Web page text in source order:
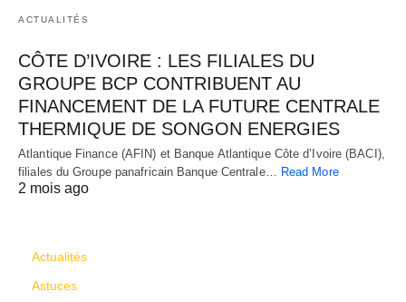
ACTUALITÉS
CÔTE D’IVOIRE : LES FILIALES DU
GROUPE BCP CONTRIBUENT AU
FINANCEMENT DE LA FUTURE CENTRALE
THERMIQUE DE SONGON ENERGIES
Atlantique Finance (AFIN) et Banque Atlantique Côte d’Ivoire (BACI),
filiales du Groupe panafricain Banque Centrale…
Read More
2 mois ago
Actualités
Astuces